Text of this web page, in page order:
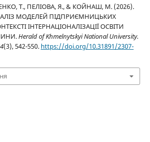
Т., ПЕЛІОВА, Я., & КОЙНАШ, М. (2026).
МОДЕЛЕЙ ПІДПРИЄМНИЦЬКИХ
ІНТЕРНАЦІОНАЛІЗАЦІЇ ОСВІТИ
Herald of Khmelnytskyi National University.
(3), 542-550. https://doi.org/10.31891/2307-